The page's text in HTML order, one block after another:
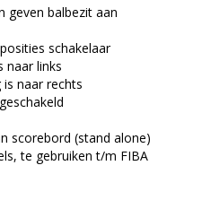
geven balbezit aan
schakelaar
naar links
naar rechts
scorebord (stand alone)
te gebruiken t/m FIBA